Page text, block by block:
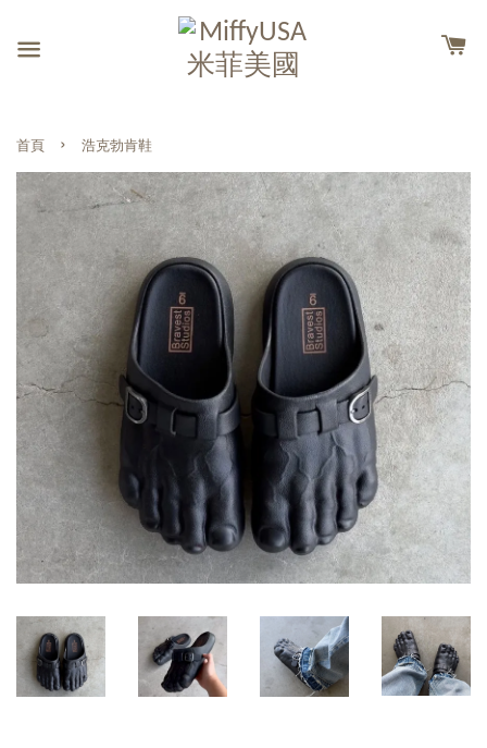
首頁 › 浩克勃肯鞋